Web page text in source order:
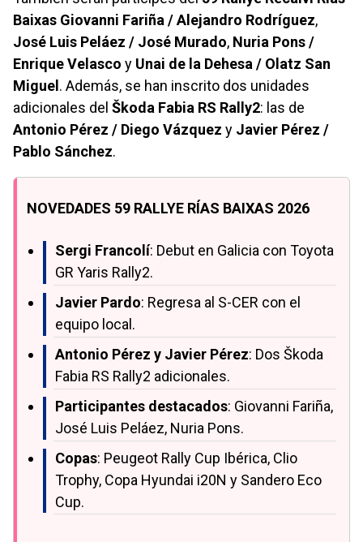
Baixas Giovanni Fariña / Alejandro Rodríguez,
José Luis Peláez / José Murado, Nuria Pons /
Enrique Velasco y Unai de la Dehesa / Olatz San
Miguel . Además, se han inscrito dos unidades
adicionales del Škoda Fabia RS Rally2: las de
Antonio Pérez / Diego Vázquez y Javier Pérez /
Pablo Sánchez.
NOVEDADES 59 RALLYE RÍAS BAIXAS 2026
Sergi Francolí: Debut en Galicia con Toyota
GR Yaris Rally2.
Javier Pardo: Regresa al S-CER con el
equipo local.
Antonio Pérez y Javier Pérez: Dos Škoda
Fabia RS Rally2 adicionales.
Participantes destacados: Giovanni Fariña,
José Luis Peláez, Nuria Pons.
Copas: Peugeot Rally Cup Ibérica, Clio
Trophy, Copa Hyundai i20N y Sandero Eco
Cup.